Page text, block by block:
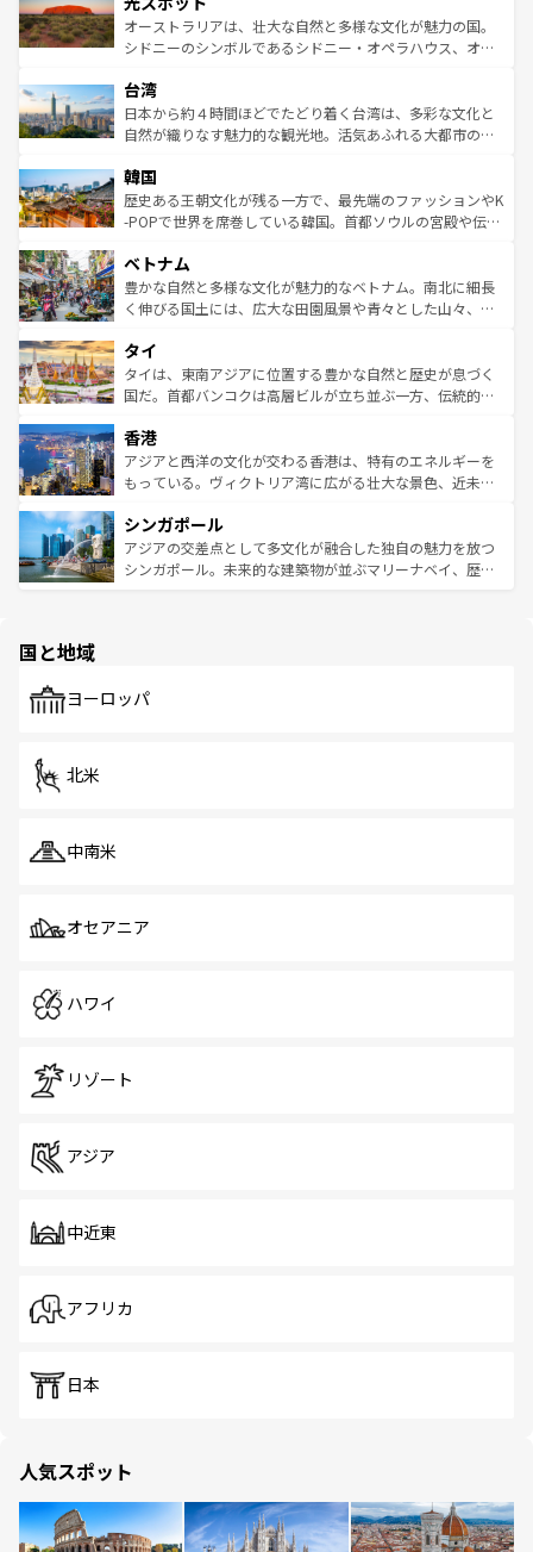
しみながら、その多様性と豊かな歴史を感じることができ
るだろう。車でのロードトリップや列車の旅も、アメリカ
情報は
おすすめ。エメラルドグリーンに輝く海をはじめ、豊かな
文化や歴史が息づいている。「アロハスピリット」と呼ば
人々、おいしいローカルフードやハワイアンミュージッ
ク、伝統的なフラダンスなど、すべてがハワイの魅力を彩
っている。訪れるたびに新しい発見と感動が待っているハ
はコンテンツ一覧
オーストラリアは、壮大な自然と多様な文化が魅力の国。
シドニーのシンボルであるシドニー・オペラハウス、オー
リアリーフや大陸中央部にそびえるウルル（エアーズロッ
ク）、タスマニアの美しい原生林やケアンズの熱帯雨林な
ど、見どころがたくさん。また、カフェやワイン、オージ
いる。アクティビティも充実しており、サーフィンやダイ
ビング、ハイキングなど、アウトドア好きにはたまらな
い。オーストラリアの多彩な魅力を存分に味わいつくそ
参照してほしい。
台湾
日本から約４時間ほどでたどり着く台湾は、多彩な文化と
自然が織りなす魅力的な観光地。活気あふれる大都市の台
ン）、静ひつな山岳地帯である台湾東部など、都市の喧騒
と山間の静けさが共存しており、訪れる人に新しい発見と
驚きをもたらしてくれる。また、奥深い台湾の食文化も魅
容にもいいと評判のスイーツなど、バラエティ豊かな料理
が味わえる。 なお、新着の台湾情報は コンテンツ一覧を参
照してほしい。
韓国
歴史ある王朝文化が残る一方で、最先端のファッションやK
-POPで世界を席巻している韓国。首都ソウルの宮殿や伝統
き、地方に足を延ばせば四季折々の自然美を楽しむことが
できる。そして、キムチや焼肉、絶品のストリートフード
まで、さまざまな韓国料理が待っている。夜には、韓国な
リティに包まれながら、韓国の多彩な魅力を心ゆくまで味
わってみてほしい。 なお、新着の韓国情報はコンテンツ一
覧を参照してほしい。
ベトナム
豊かな自然と多様な文化が魅力的なベトナム。南北に細長
く伸びる国土には、広大な田園風景や青々とした山々、世
急速な発展と共に伝統が息づく。ハノイの古い町並みやホ
ーチミン市のフランス統治時代の建物も、独特の雰囲気を
醸し出している。また、バラエティの豊かさとおいしさで
とつ。フォーやバインミー、ベトナムコーヒーなどは、ぜ
ひ現地で味わいたい。どの地域を訪れてもあたたかい人々
が旅行者を迎えてくれるので、きっと忘れられない旅にな
参照してほしい。
タイ
タイは、東南アジアに位置する豊かな自然と歴史が息づく
国だ。首都バンコクは高層ビルが立ち並ぶ一方、伝統的な
の活気が交差している。北部ではチェンマイなどの山岳地
帯で自然と触れ合い、南部ではプーケットやクラビの美し
いビーチでリゾート気分を楽しむことができる。タイ料理
激する。気候は一年中温暖で、どの季節にも異なる楽しみ
が待っている。親しみやすいタイの人々、仏教を中心とし
た文化、そして多様な観光資源が、訪れる旅人を魅了し続
香港
アジアと西洋の文化が交わる香港は、特有のエネルギーを
もっている。ヴィクトリア湾に広がる壮大な景色、近未来
み、どこを訪れても感動するはず。観光スポットが密集し
ており、効率よく見どころを回れるのも魅力。息をのむよ
うな絶景から文化的な体験まで、香港を存分に楽しみ尽く
シンガポール
アジアの交差点として多文化が融合した独自の魅力を放つ
シンガポール。未来的な建築物が並ぶマリーナベイ、歴史
で、ホーカーズは地元の風情を楽しめる外せないスポット
国と地域
ヨーロッパ
北米
中南米
オセアニア
ハワイ
リゾート
アジア
中近東
アフリカ
日本
人気スポット